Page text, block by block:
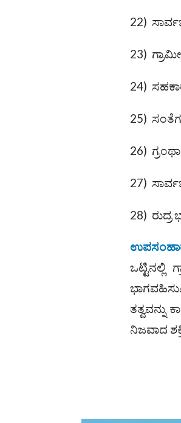
22)
23)
24)
25)
26)
27)
28) ರುದ್ರ
ಒಟ್ಟಿನಲ್ಲಿ
ತತ್ವವನ್ನು
ನಿಜವಾದ